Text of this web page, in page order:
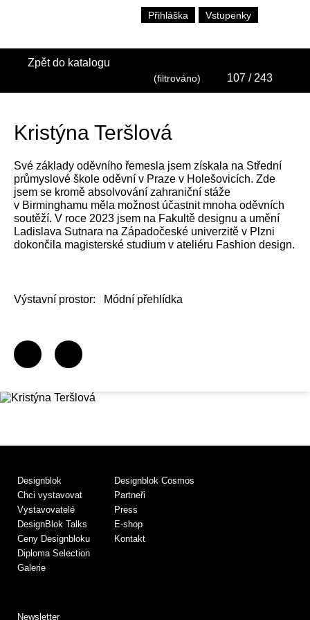
Přihláška Vstupenky
Zpět do katalogu
(filtrováno) 107 / 243
Kristýna Teršlová
Své základy oděvního řemesla jsem získala na Střední
průmyslové škole oděvní v Praze v Holešovicích. Zde
jsem se kromě absolvování zahraniční stáže
v Birminghamu měla možnost účastnit mnoha oděvních
soutěží. V roce 2023 jsem na Fakultě designu a umění
Ladislava Sutnara na Západočeské univerzitě v Plzni
dokončila magisterské studium v ateliéru Fashion design.
Výstavní prostor: Módní přehlídka
Designblok
Chci vystavovat
Vystavovatelé
DesignBlok Talks
Ceny Designbloku
Diploma Selection
Galerie
Designblok Cosmos
Partneři
Press
E-shop
Kontakt
Newsletter